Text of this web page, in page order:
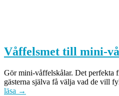
Våffelsmet till mini-
Gör mini-våffelskålar. Det perfekta
gästerna själva få välja vad de vill
läsa →